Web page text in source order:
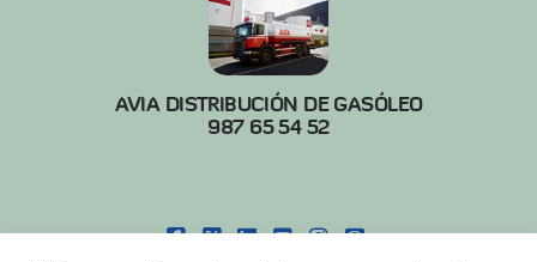
AVIA DISTRIBUCIÓN DE GASÓLEO
987 65 54 52